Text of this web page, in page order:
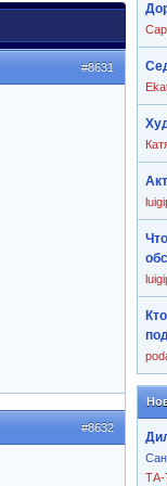
Cap
ТА-
#8631
#8632